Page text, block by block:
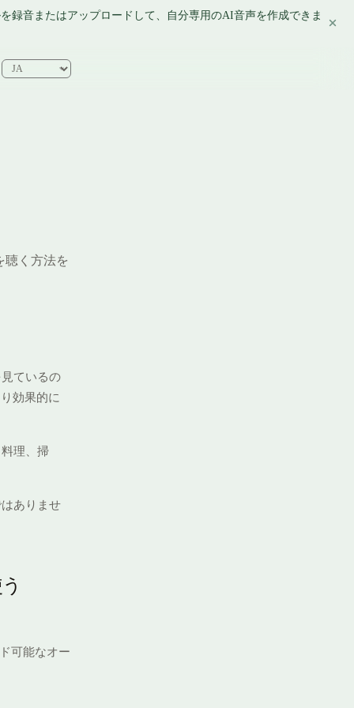
録音またはアップロードして、自分専用のAI音声を作成できま
聴く方法を
ているの
効果的に
理、掃
ありませ
可能なオー